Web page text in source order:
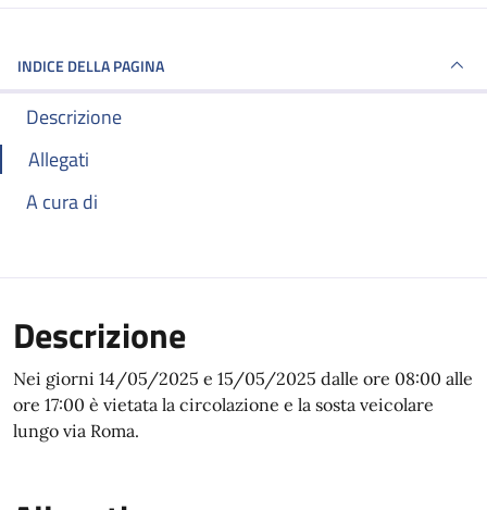
INDICE DELLA PAGINA
Descrizione
Allegati
A cura di
Descrizione
Nei giorni 14/05/2025 e 15/05/2025 dalle ore 08:00 alle
ore 17:00 è vietata la circolazione e la sosta veicolare
lungo via Roma.